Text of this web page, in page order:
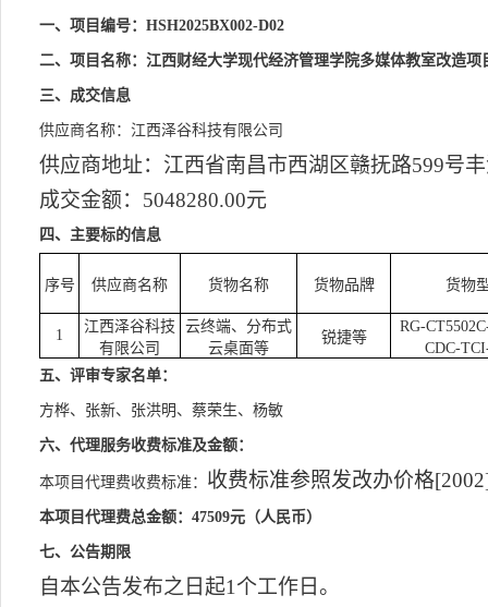
一、项目编号： HSH2025BX002-D02
二、项目名称： 江西财经大学现代经济管理学院多媒体教室改造项
三、成交信息
供应商名称： 江西泽谷科技有限公司
供应商地址：江西省南昌市西湖区赣抚路599号
成交金额： 5048280.00元
四、主要标的信息
序号 供应商名称 货物名称 货物品牌 货物
1
江西泽谷科技
有限公司
云终端、分布式
云桌面等
锐捷等
RG-
CDC-
五、评审专家名单：
方桦、张新、张洪明、蔡荣生、杨敏
六、代理服务收费标准及金额：
本项目代理费收费标准： 收费标准参照发改办价格
本项目代理费总金额： 47509元（人民币）
七、公告期限
自本公告发布之日起1个工作日。